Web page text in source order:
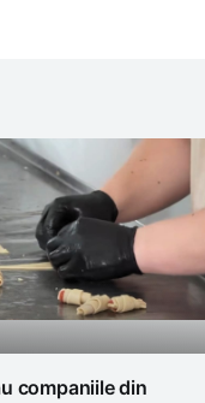
companiile din